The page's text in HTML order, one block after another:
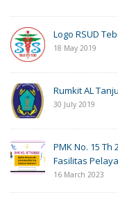
Logo RSUD
18 May 2019
Rumkit AL
30 July 2019
PMK No. 15
Fasilitas
16 March 2023